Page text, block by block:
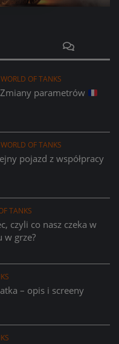
WORLD OF TANKS
parametrów
WORLD OF TANKS
pojazd z współpracy
TANKS
czyli co nasz czeka w
w grze?
– opis i screeny